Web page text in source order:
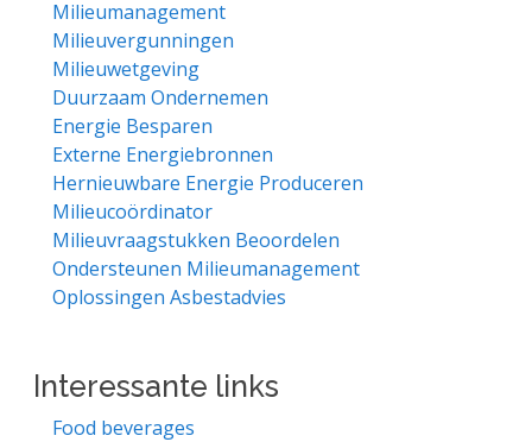
Milieumanagement
Milieuvergunningen
Milieuwetgeving
Duurzaam Ondernemen
Energie Besparen
Externe Energiebronnen
Hernieuwbare Energie Produceren
Milieucoördinator
Milieuvraagstukken Beoordelen
Ondersteunen Milieumanagement
Oplossingen Asbestadvies
Interessante links
Food beverages